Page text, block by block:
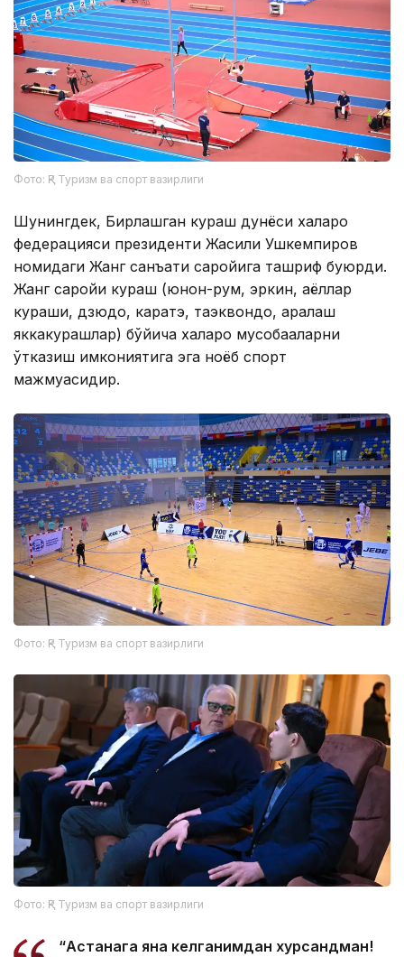
Фото: ҚР Туризм ва спорт вазирлиги
Шунингдек, Бирлашган кураш дунёси халқаро
федерацияси президенти Жақсилиқ Ушкемпиров
номидаги Жанг санъати саройига ташриф буюрди.
Жанг саройи кураш (юнон-рум, эркин, аёллар
кураши, дзюдо, каратэ, таэквондо, аралаш
яккакурашлар) бўйича халқаро мусобақаларни
ўтказиш имкониятига эга ноёб спорт
мажмуасидир.
Фото: ҚР Туризм ва спорт вазирлиги
Фото: ҚР Туризм ва спорт вазирлиги
“Астанага яна келганимдан хурсандман!